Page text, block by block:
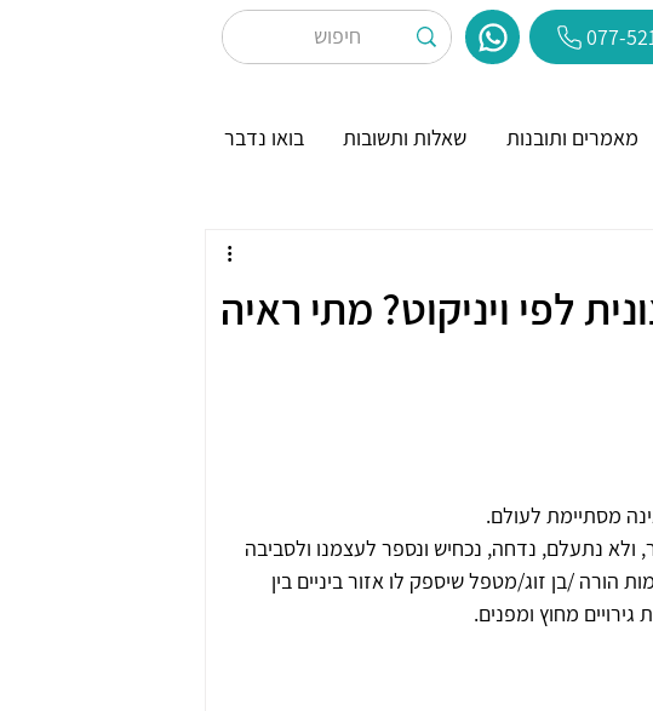
077-
מאמרים ותובנות שאלות ותשובות בואו נדבר
לפי ויניקוט? מתי ראיה
מסתיימת לעולם.
נתעלם, נדחה, נכחיש ונספר לעצמנו ולסביבה
הורה /בן זוג/מטפל שיספק לו אזור ביניים בין
גירויים מחוץ ומפנים.